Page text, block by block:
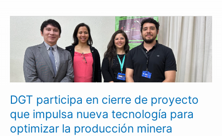
DGT participa en cierre de proyecto
que impulsa nueva tecnología para
optimizar la producción minera
cierre
proyecto
impulsa
tecnología
para